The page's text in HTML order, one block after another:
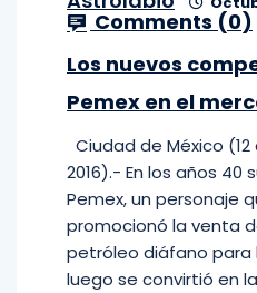
Comments (0)
Los nuevos
Pemex en el
Ciudad de México
2016).- En los años 40
Pemex, un personaje
promocionó la venta
petróleo diáfa­no para
luego se convirtió en